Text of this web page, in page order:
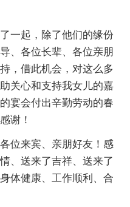
一起，除了他们的缘份
、各位长辈、各位亲朋
，借此机会，对这么多
关心和支持我女儿的嘉
宴会付出辛勤劳动的春
谢！
位来宾、亲朋好友！感
、送来了吉祥、送来了
体健康、工作顺利、合